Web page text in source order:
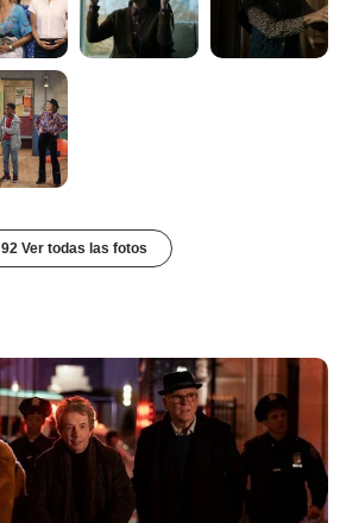
92 Ver todas las fotos